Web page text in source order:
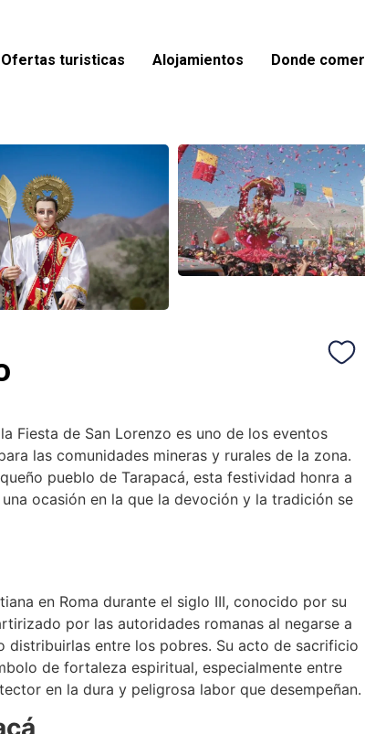
Ofertas turisticas Alojamientos Donde comer
Fiesta de San Lorenzo es uno de los eventos
las comunidades mineras y rurales de la zona.
pueblo de Tarapacá, esta festividad honra a
ocasión en la que la devoción y la tradición se
en Roma durante el siglo III, conocido por su
por las autoridades romanas al negarse a
distribuirlas entre los pobres. Su acto de sacrificio
de fortaleza espiritual, especialmente entre
en la dura y peligrosa labor que desempeñan.